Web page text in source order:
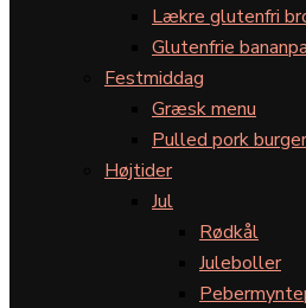
Lækre glutenfri
Glutenfrie
Festmiddag
Græsk menu
Pulled pork
Højtider
Jul
Rødkål
Juleboller